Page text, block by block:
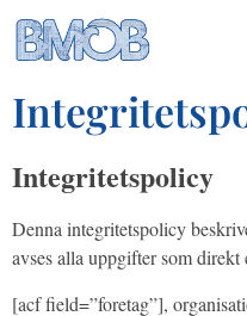
Integritetspolicy
Denna integritetspolicy
avses alla uppgifter som
[acf field=”foretag”],